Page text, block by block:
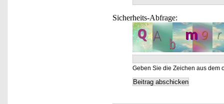
Sicherheits-Abfrage:
Geben Sie die Zeichen aus dem